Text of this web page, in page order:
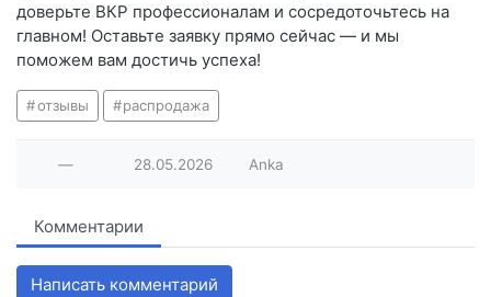
доверьте ВКР профессионалам и сосредоточьтесь на
главном! Оставьте заявку прямо сейчас — и мы
поможем вам достичь успеха!
отзывы распродажа
— 28.05.2026 Anka
Комментарии
Написать комментарий